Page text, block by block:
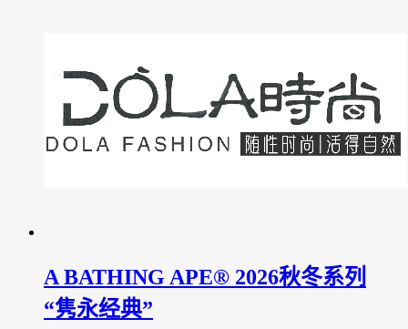
A BATHING APE® 2026秋冬系列
“隽永经典”